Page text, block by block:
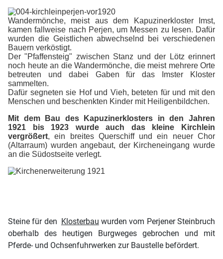
Wandermönche, meist aus dem Kapuzinerkloster Imst,
kamen fallweise nach Perjen, um Messen zu lesen. Dafür
wurden die Geistlichen abwechselnd bei verschiedenen
Bauern verköstigt.
Der "Pfaffensteig" zwischen Stanz und der Lötz erinnert
noch heute an die Wandermönche, die meist mehrere Orte
betreuten und dabei Gaben für das Imster Kloster
sammelten.
Dafür segneten sie Hof und Vieh, beteten für und mit den
Menschen und beschenkten Kinder mit Heiligenbildchen.
Mit dem Bau des Kapuzinerklosters in den Jahren
1921 bis 1923 wurde auch das kleine Kirchlein
vergrößert, ein breites Querschiff und ein neuer Chor
(Altarraum) wurden angebaut, der Kircheneingang wurde
an die Südostseite verlegt.
Steine für den Klosterbau wurden vom Perjener Steinbruch
oberhalb des heutigen Burgweges gebrochen und mit
Pferde- und Ochsenfuhrwerken zur Baustelle befördert.